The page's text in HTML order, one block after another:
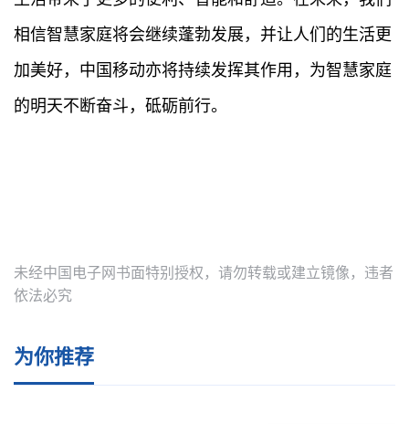
相信智慧家庭将会继续蓬勃发展，并让人们的生活更
加美好，中国移动亦将持续发挥其作用，为智慧家庭
的明天不断奋斗，砥砺前行。
未经中国电子网书面特别授权，请勿转载或建立镜像，违者
依法必究
为你推荐